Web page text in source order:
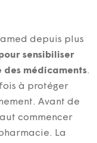
depuis plus
sensibiliser
médicaments.
à protéger
Avant de
commencer
La